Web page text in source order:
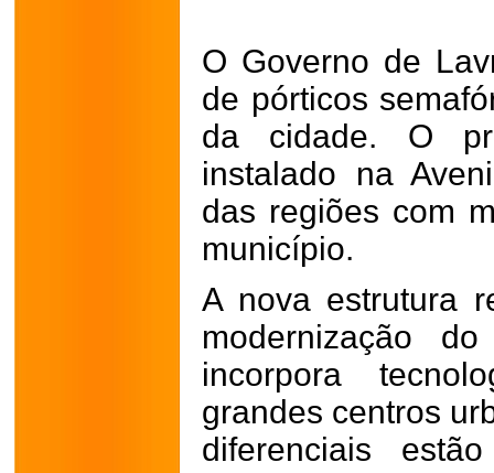
O Governo de
de pórticos
da cidade. O
instalado na
das regiões com
município.
A nova estrutura
modernização
incorpora
grandes centros
diferenciais